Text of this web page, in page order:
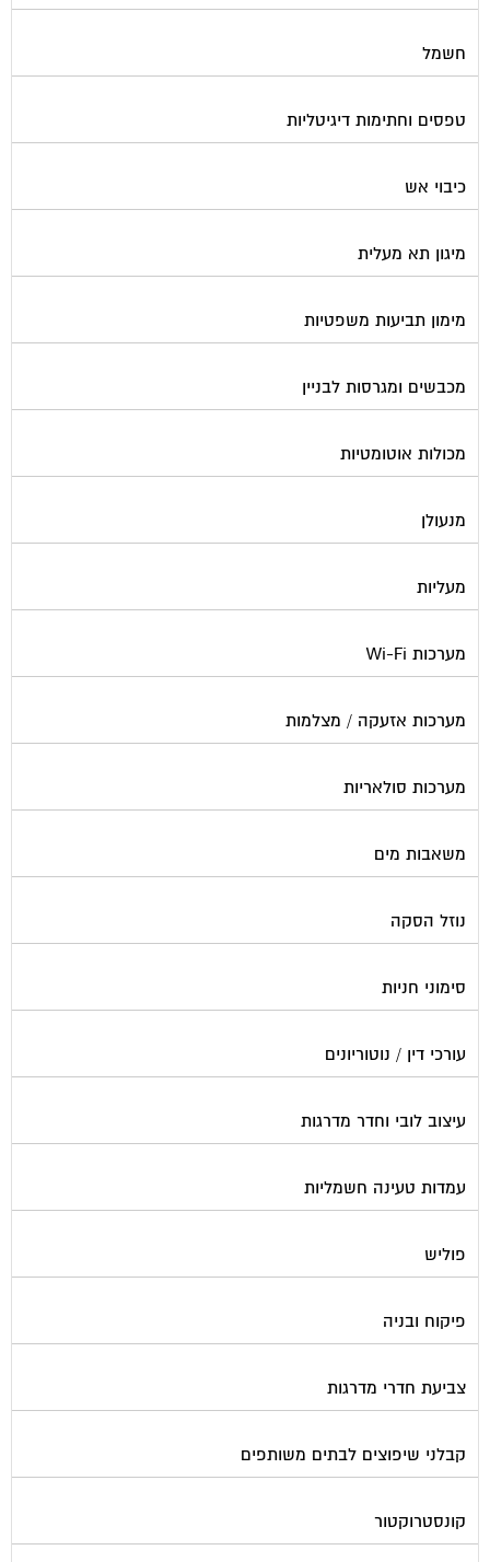
חשמל
טפסים וחתימות דיגיטליות
כיבוי אש
מיגון תא מעלית
מימון תביעות משפטיות
מכבשים ומגרסות לבניין
מכולות אוטומטיות
מנעולן
מעליות
מערכות Wi-Fi
מערכות אזעקה / מצלמות
מערכות סולאריות
משאבות מים
נוזל הסקה
סימוני חניות
עורכי דין / נוטוריונים
עיצוב לובי וחדר מדרגות
עמדות טעינה חשמליות
פוליש
פיקוח ובניה
צביעת חדרי מדרגות
קבלני שיפוצים לבתים משותפים
קונסטרוקטור